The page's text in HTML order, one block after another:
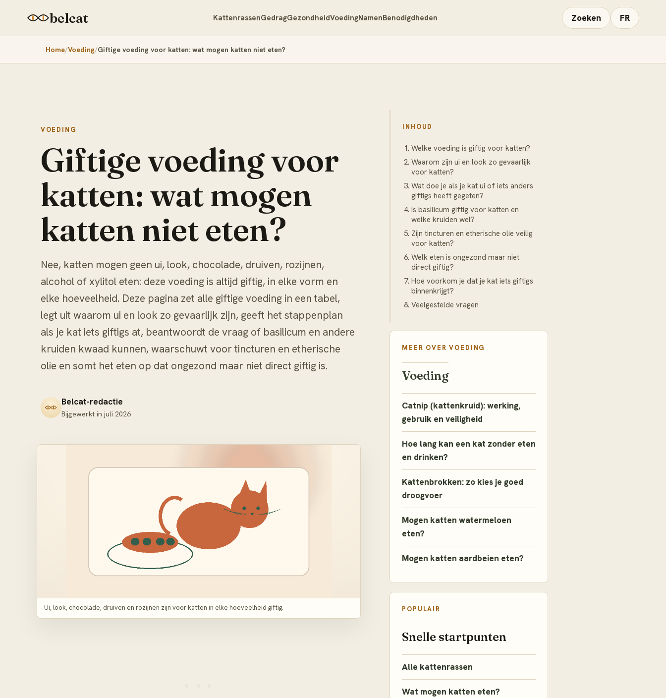
belcat KattenrassenGedragGezondheidVoedingNamenBenodigdheden Zoeken FR
Home Voeding Giftige voeding voor katten: wat mogen katten niet eten?
VOEDING
Giftige voeding voor
katten: wat mogen
katten niet eten?
Nee, katten mogen geen ui, look, chocolade, druiven, rozijnen,
alcohol of xylitol eten: deze voeding is altijd giftig, in elke vorm en
elke hoeveelheid. Deze pagina zet alle giftige voeding in een tabel,
legt uit waarom ui en look zo gevaarlijk zijn, geeft het stappenplan
als je kat iets giftigs at, beantwoordt de vraag of basilicum en andere
kruiden kwaad kunnen, waarschuwt voor tincturen en etherische
olie en somt het eten op dat ongezond maar niet direct giftig is.
Belcat-redactie
Bijgewerkt in juli 2026
Ui, look, chocolade, druiven en rozijnen zijn voor katten in elke hoeveelheid giftig.
INHOUD
Welke voeding is giftig voor katten?
Waarom zijn ui en look zo gevaarlijk
voor katten?
Wat doe je als je kat ui of iets anders
giftigs heeft gegeten?
Is basilicum giftig voor katten en
welke kruiden wel?
Zijn tincturen en etherische olie veilig
voor katten?
Welk eten is ongezond maar niet
direct giftig?
Hoe voorkom je dat je kat iets giftigs
binnenkrijgt?
Veelgestelde vragen
MEER OVER VOEDING
Voeding
Catnip (kattenkruid): werking,
gebruik en veiligheid
Hoe lang kan een kat zonder eten
en drinken?
Kattenbrokken: zo kies je goed
droogvoer
Mogen katten watermeloen
eten?
Mogen katten aardbeien eten?
POPULAIR
Snelle startpunten
Alle kattenrassen
Wat mogen katten eten?